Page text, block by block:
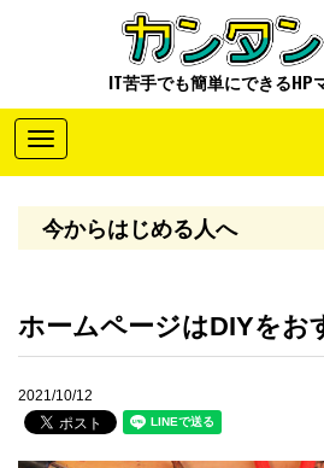
IT苦手でも簡単にできるHP
Toggle
navigation
今からはじめる人へ
ホームページはDIYをお
2021/10/12